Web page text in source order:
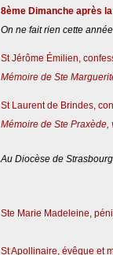
8ème Dimanche après
On ne fait rien cette
St Jérôme Émilien,
Mémoire de Ste
St Laurent de Brindes,
Mémoire de Ste Praxède,
Au Diocèse de
Ste Marie Madeleine,
St Apollinaire, évêque et